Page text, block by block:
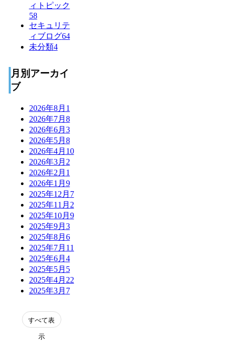
ィトピック
58
セキュリテ
ィブログ64
未分類4
月別アーカイ
ブ
2026年8月 1
2026年7月 8
2026年6月 3
2026年5月 8
2026年4月 10
2026年3月 2
2026年2月 1
2026年1月 9
2025年12月 7
2025年11月 2
2025年10月 9
2025年9月 3
2025年8月 6
2025年7月 11
2025年6月 4
2025年5月 5
2025年4月 22
2025年3月 7
表
示